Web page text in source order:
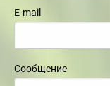
E-mail
Сообщение